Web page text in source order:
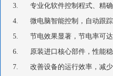
3. 专业化软件控制程式、精
4. 微电脑智能控制，自动跟踪
5. 节电效果显著，节电率可达
6. 原装进口核心部件，性能稳
7. 改善设备的运行效率，减少